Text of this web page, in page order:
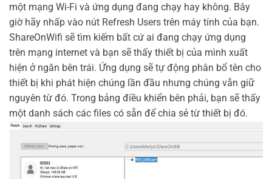
một mạng Wi-Fi và ứng dụng đang chạy hay không. Bây
giờ hãy nhấp vào nút Refresh Users trên máy tính của bạn.
ShareOnWifi sẽ tìm kiếm bất cứ ai đang chạy ứng dụng
trên mạng internet và bạn sẽ thấy thiết bị của mình xuất
hiện ở ngăn bên trái. Ứng dụng sẽ tự động phân bổ tên cho
thiết bị khi phát hiện chúng lần đầu nhưng chúng vẫn giữ
nguyên từ đó. Trong bảng điều khiển bên phải, bạn sẽ thấy
một danh sách các files có sẵn để chia sẻ từ thiết bị đó.